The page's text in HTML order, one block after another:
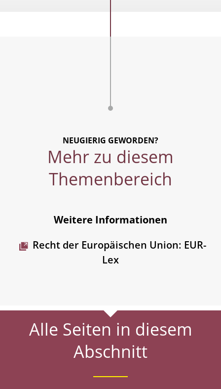
NEUGIERIG GEWORDEN?
Mehr zu diesem
Themenbereich
Weitere Informationen
Recht der Europäischen Union: EUR-
Lex
Alle Seiten in diesem
Abschnitt